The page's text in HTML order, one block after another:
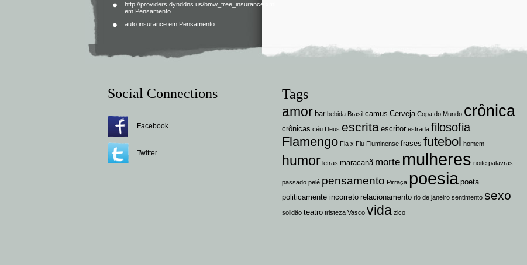
http://providers.dynddns.us/bmw_free_insurance.xml
em Pensamento
auto insurance em Pensamento
Social Connections
Facebook
Twitter
Tags
amor bar bebida Brasil camus Cerveja Copa do Mundo crônica
crônicas céu Deus escrita escritor estrada filosofia
Flamengo Fla x Flu Fluminense frases futebol homem
humor letras maracanã morte mulheres noite palavras
passado pelé pensamento Pirraça poesia poeta
politicamente incorreto relacionamento rio de janeiro sentimento sexo
solidão teatro tristeza Vasco vida zico